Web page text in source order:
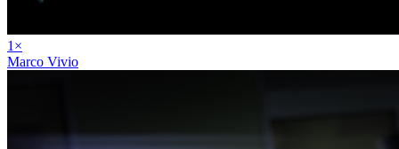
1 ×
Marco Vivio